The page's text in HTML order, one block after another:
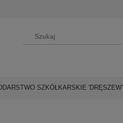
SZKÓŁKARSKIE 'DRĘSZEW'